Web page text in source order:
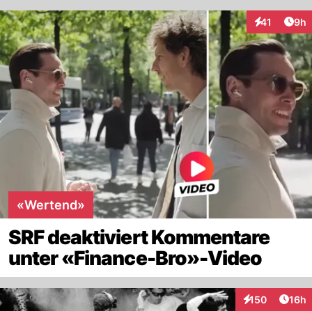
41
Interaktionen
9h
«Wertend»
SRF deaktiviert Kommentare
unter «Finance-Bro»-Video
150
Interaktionen
16h